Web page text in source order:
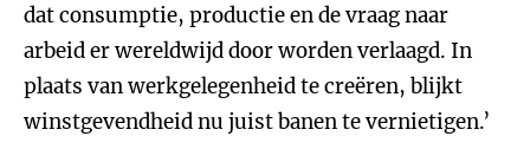
dat consumptie, productie en de vraag naar
arbeid er wereldwijd door worden verlaagd. In
plaats van werkgelegenheid te creëren, blijkt
winstgevendheid nu juist banen te vernietigen.’